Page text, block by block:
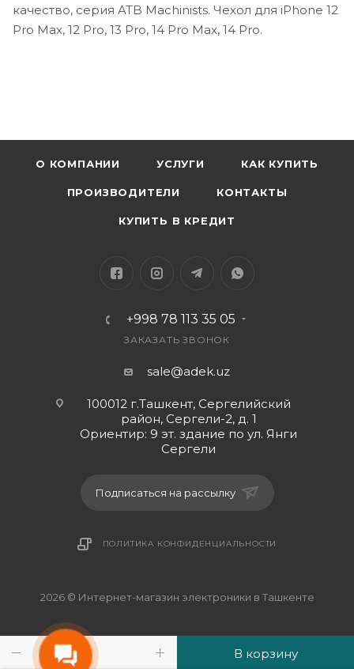
В корзину
качество, серия ATB Machinists. Чехол для iPhone 12
Pro Max, 12 Pro, 13 Pro, 14 Pro Max, 14 Pro.
О КОМПАНИИ УСЛУГИ КАК КУПИТЬ
ПРОИЗВОДИТЕЛИ КОНТАКТЫ
КУПИТЬ В КРЕДИТ
+998 78 113 35 05
ЗАКАЗАТЬ ЗВОНОК
sale@adek.uz
100012 г.Ташкент, Сергелийский
район, Сергели-2, д. 1
Ориентир: 9 эт. здание по ул. Янги
Сергели
Подписаться на рассылку
ПОЛИТИКА КОНФИДЕНЦИАЛЬНОСТИ
2026 © Интернет-магазин электроники в Ташкенте